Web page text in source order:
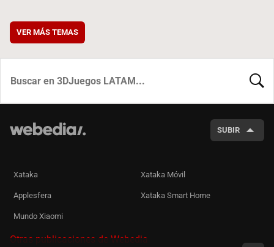
VER MÁS TEMAS
SUBIR
Xataka Xataka Móvil
Applesfera Xataka Smart Home
Mundo Xiaomi
Otras publicaciones de Webedia